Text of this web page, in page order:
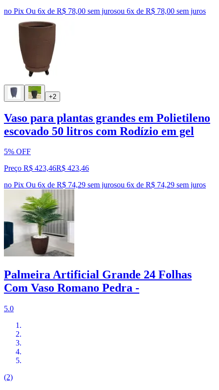
no Pix Ou 6x de R$ 78,00 sem jurosou 6x de R$ 78,00 sem juros
+2
Vaso para plantas grandes em Polietileno
escovado 50 litros com Rodízio em gel
5% OFF
Preço R$ 423,46R$ 423,46
no Pix Ou 6x de R$ 74,29 sem jurosou 6x de R$ 74,29 sem juros
Palmeira Artificial Grande 24 Folhas
Com Vaso Romano Pedra -
5.0
(2)